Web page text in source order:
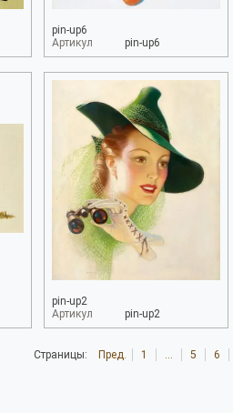
pin-up6
Артикул
pin-up6
pin-up2
Артикул
pin-up2
Страницы: Пред. 1 ... 5 6